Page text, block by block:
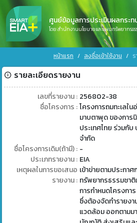
ศูนย์ข้อมูลการประเมินผลกระ
โดย สำนักงานนโยบายและแผนทรัพยากรธ
หน้าแรก ลงชื่อเข้าใช้งาน ร
รายละเอียดรายงาน
เลขที่รายงาน : 256802-38
ชื่อโครงการ : โครงการถมทะเลใ
มาบตาพุด ของกา
ประเทศไทย ร่วมกั
จำกัด
ชื่อโครงการเดิม(ถ้ามี) : -
ประเภทรายงาน : EIA
เหตุผลในการขอเสนอ
รายงาน :
เข้าข่ายตามประกาศ
ทรัพยากรธรรมชา
การกำหนดโครงกา
ซึ่งต้องจัดทำรายงา
แวดล้อม ออกตามม